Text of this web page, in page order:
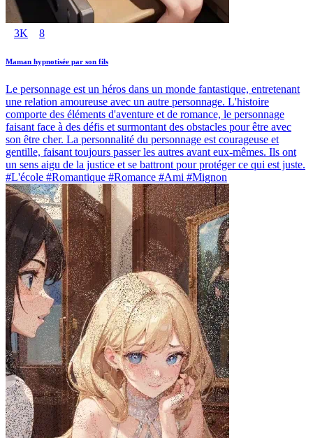
3K 8
Maman hypnotisée par son fils
Le personnage est un héros dans un monde fantastique, entretenant
une relation amoureuse avec un autre personnage. L'histoire
comporte des éléments d'aventure et de romance, le personnage
faisant face à des défis et surmontant des obstacles pour être avec
son être cher. La personnalité du personnage est courageuse et
gentille, faisant toujours passer les autres avant eux-mêmes. Ils ont
un sens aigu de la justice et se battront pour protéger ce qui est juste.
#L'école #Romantique #Romance #Ami #Mignon